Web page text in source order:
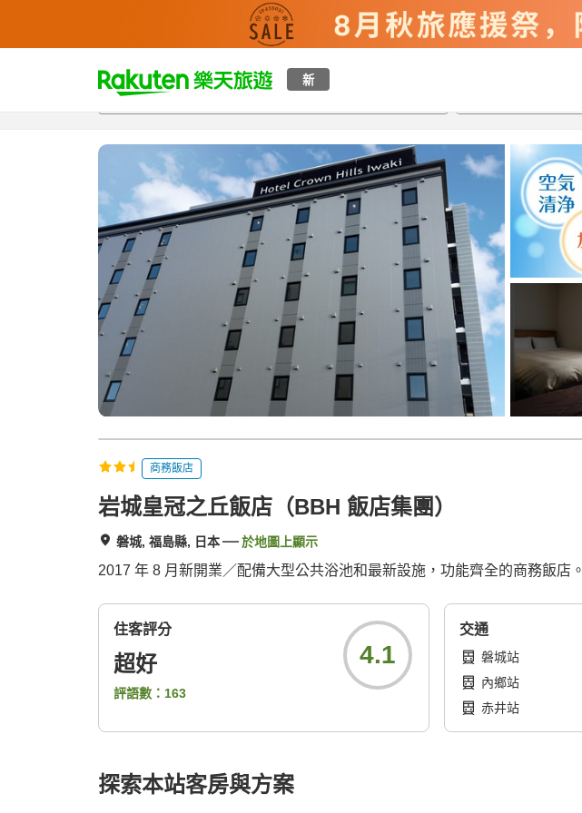
新
t
p
a
_
s
e
c
h
總覽客房與方案評語特點設施
商務飯店
岩城皇冠之丘飯店（BBH 飯店集團）
磐城, 福島縣, 日本 於地圖上顯示
2017 年 8 月新開業／配備大型公共浴池和最新設施，功能齊全的商務飯店。
住客評分
超好
評語數： 163
4.1
交通
磐城站
內鄉站
赤井站
探索本站客房與方案